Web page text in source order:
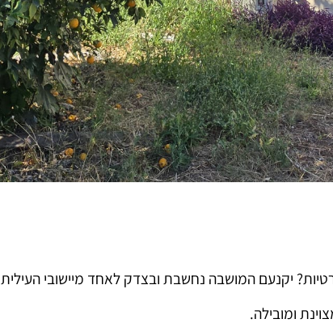
יקנעם המושבה נחשבת ובצדק לאחד מיישובי העילית
ומובילה.